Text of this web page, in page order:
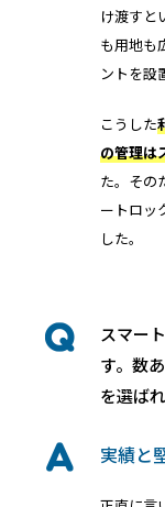
け渡すと
も用地も
ントを設
こうした
の管理は
た。その
ートロッ
した。
スマー
す。数
を選ば
実績と